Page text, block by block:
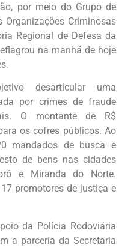
por meio do Grupo de
Organizações Criminosas
Regional de Defesa da
na manhã de hoje
desarticular uma
por crimes de fraude
O montante de R$
os cofres públicos. Ao
mandados de busca e
de bens nas cidades
e Miranda do Norte.
promotores de justiça e
da Polícia Rodoviária
a parceria da Secretaria